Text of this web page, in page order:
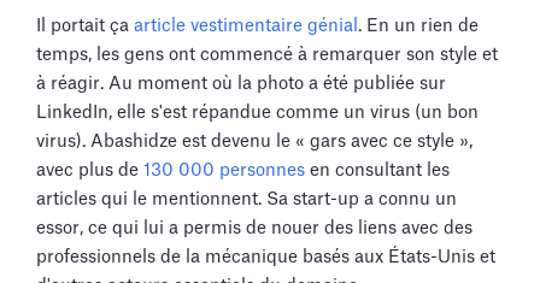
Il portait ça article vestimentaire génial . En un rien de
temps, les gens ont commencé à remarquer son style et
à réagir. Au moment où la photo a été publiée sur
LinkedIn, elle s'est répandue comme un virus (un bon
virus). Abashidze est devenu le « gars avec ce style »,
avec plus de 130 000 personnes en consultant les
articles qui le mentionnent. Sa start-up a connu un
essor, ce qui lui a permis de nouer des liens avec des
professionnels de la mécanique basés aux États-Unis et